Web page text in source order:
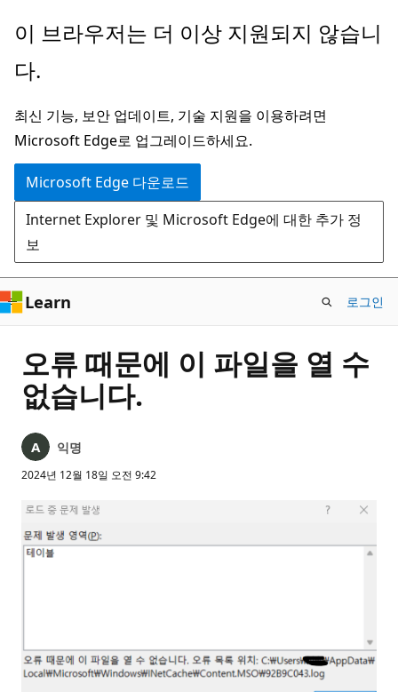
주
콘
츠
로
건
너
뛰
기
이 브라우저는 더 이상 지원되지 않습니
다.
최신 기능, 보안 업데이트, 기술 지원을 이용하려면
Microsoft Edge로 업그레이드하세요.
Microsoft Edge 다운로드
Internet Explorer 및 Microsoft Edge에 대한 추가 정
보
Learn 로그인
오류 때문에 이 파일을 열 수
없습니다.
익명
2024년 12월 18일 오전 9:42